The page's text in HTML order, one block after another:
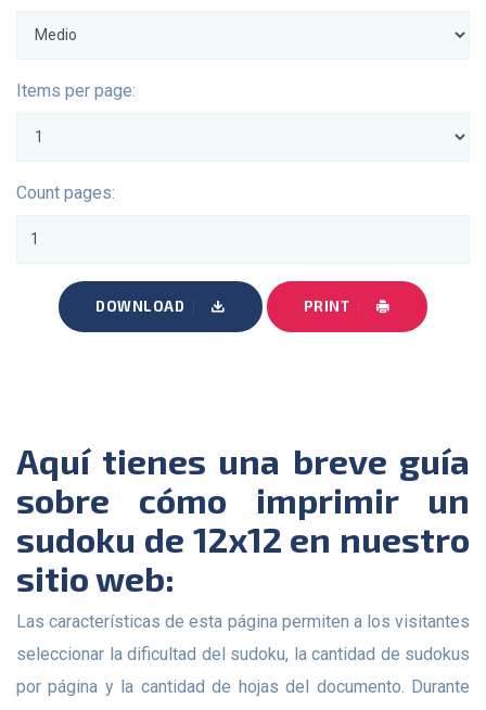
Items per page:
Count pages:
DOWNLOAD PRINT
Aquí tienes una breve guía
sobre cómo imprimir un
sudoku de 12x12 en nuestro
sitio web:
Las características de esta página permiten a los visitantes
seleccionar la dificultad del sudoku, la cantidad de sudokus
por página y la cantidad de hojas del documento. Durante